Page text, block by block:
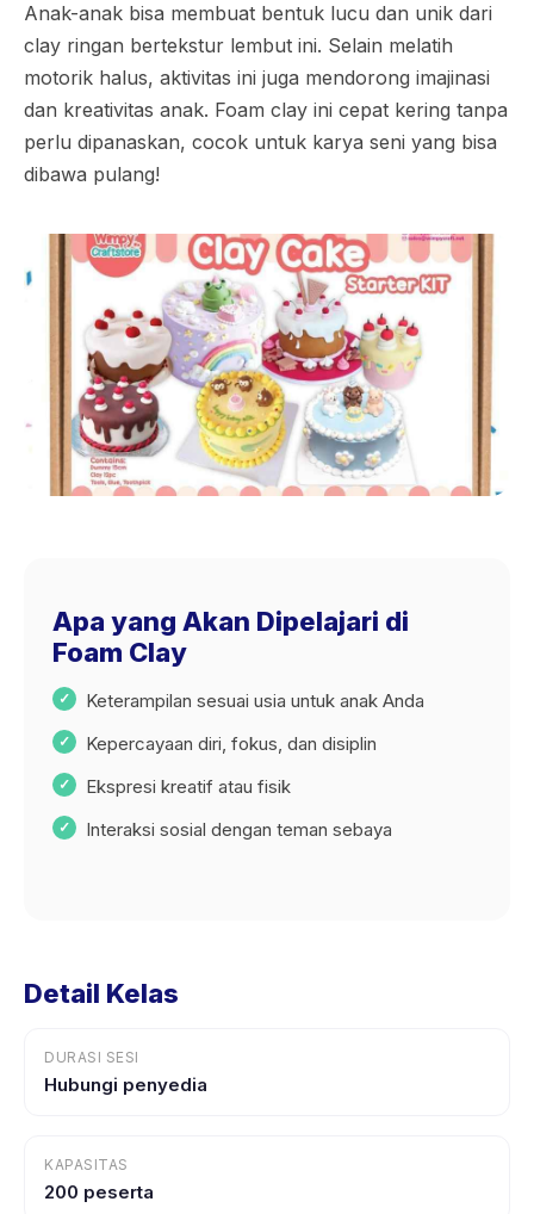
Anak-anak bisa membuat bentuk lucu dan unik dari
clay ringan bertekstur lembut ini. Selain melatih
motorik halus, aktivitas ini juga mendorong imajinasi
dan kreativitas anak. Foam clay ini cepat kering tanpa
perlu dipanaskan, cocok untuk karya seni yang bisa
dibawa pulang!
Apa yang Akan Dipelajari di
Foam Clay
Keterampilan sesuai usia untuk anak Anda
Kepercayaan diri, fokus, dan disiplin
Ekspresi kreatif atau fisik
Interaksi sosial dengan teman sebaya
Detail Kelas
DURASI SESI
Hubungi penyedia
KAPASITAS
200 peserta